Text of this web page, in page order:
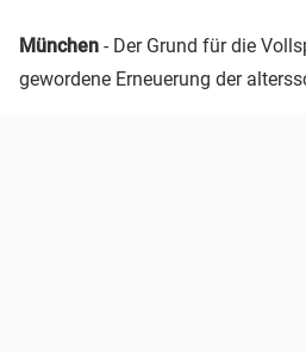
München - Der Grund für die
gewordene Erneuerung der